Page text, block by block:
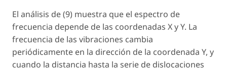
El análisis de (9) muestra que el espectro de
frecuencia depende de las coordenadas X y Y. La
frecuencia de las vibraciones cambia
periódicamente en la dirección de la coordenada Y, y
cuando la distancia hasta la serie de dislocaciones